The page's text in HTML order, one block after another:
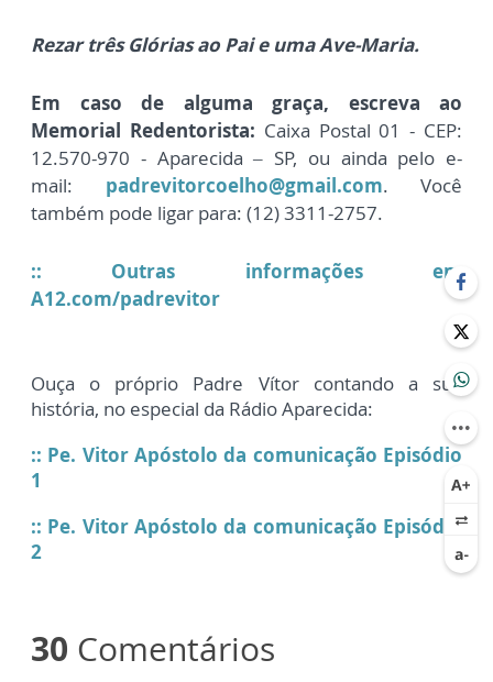
Rezar três Glórias ao Pai e uma Ave-Maria.​
Em caso de alguma graça, escreva ao
Memorial Redentorista: Caixa Postal 01 - CEP:
12.570-970 - Aparecida – SP, ou ainda pelo e-
mail: padrevitorcoelho@gmail.com. Você
também pode ligar para: (12) 3311-2757.
:: Outras informações em
A12.com/padrevitor
Ouça o próprio Padre Vítor contando a sua
história, no especial da Rádio Aparecida:
:: Pe. Vitor Apóstolo da comunicação Episódio
1
:: Pe. Vitor Apóstolo da comunicação Episódio
2
30 Comentários